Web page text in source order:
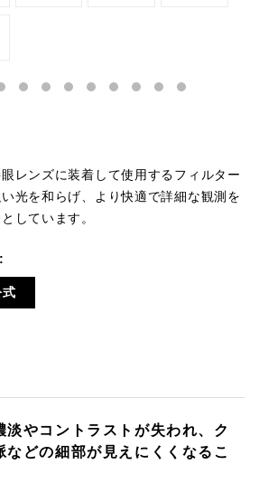
レンズに装着して使用するフィルター
光を和らげ、より快適で詳細な観測を
しています。
淡やコントラストが失われ、ク
などの細部が見えにくくなるこ